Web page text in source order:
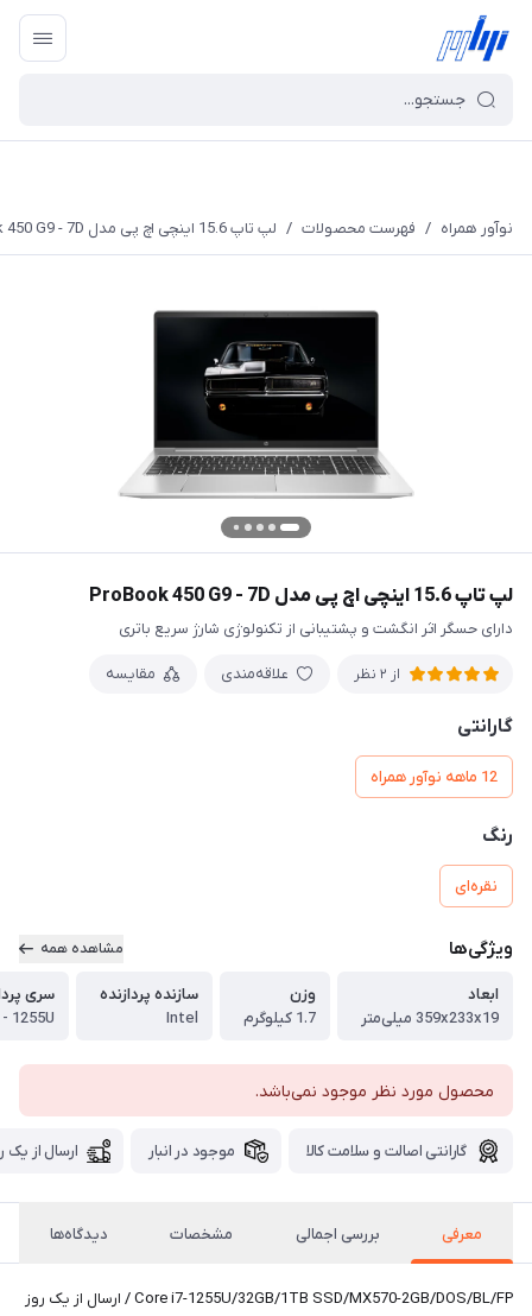
نوآور همراه / فهرست محصولات / لپ تاپ 15.6 اینچی اچ پی مدل ProBook 450 G9 - 7D
لپ تاپ 15.6 اینچی اچ پی مدل ProBook 450 G9 - 7D
دارای حسگر اثر انگشت و پشتیبانی از تکنولوژی شارژ سریع باتری
از 2 نظر علاقه‌مندی مقایسه
گارانتی
12 ماهه نوآور همراه
رنگ
نقره‌ای
ویژگی‌ها مشاهده همه
ابعاد
359x233x19 میلی‌متر
وزن
1.7 کیلوگرم
سازنده پردازنده
Intel
سری
1255U
محصول مورد نظر موجود نمی‌باشد.
گارانتی اصالت و سلامت کالا موجود در انبار ارسال از یک
معرفی بررسی اجمالی مشخصات دیدگاه‌ها
Core i7-1255U/32GB/1TB SSD/MX570-2GB/DOS/BL/FP / ارسال از یک روز